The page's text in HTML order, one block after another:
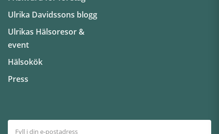
Ulrika Davidssons blogg
Ulrikas Hälsoresor &
event
Hälsokök
Press